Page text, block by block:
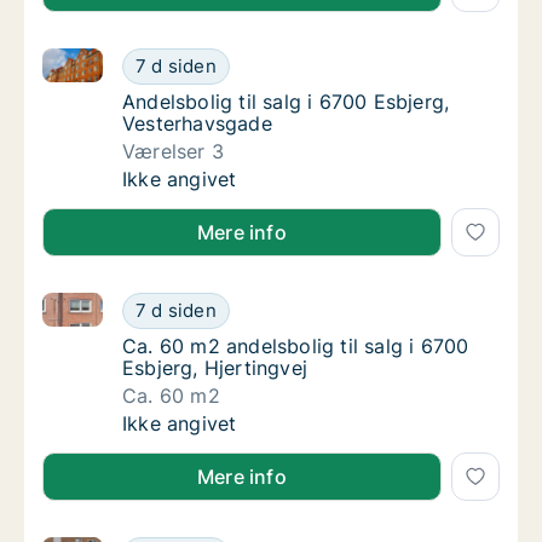
Andelsbolig til salg i 6700 Esbjerg,
7 d siden
Andelsbolig til salg i 6700 Esbjerg, Vesterhavsgade
Andelsbolig til salg i 6700 Esbjerg,
Andelsbolig til salg i 6700 Esbjerg,
Vesterhavsgade
Værelser 3
Andelsbolig til salg i 6700 Esbjerg,
Ikke angivet
Mere info
Ca. 60 m2 andelsbolig til salg i 6700
7 d siden
Ca. 60 m2 andelsbolig til salg i 6700 Esbjerg,
Ca. 60 m2 andelsbolig til salg i 6700
Ca. 60 m2 andelsbolig til salg i 6700
Esbjerg, Hjertingvej
Ca. 60 m2
Ca. 60 m2 andelsbolig til salg i 6700
Ikke angivet
Mere info